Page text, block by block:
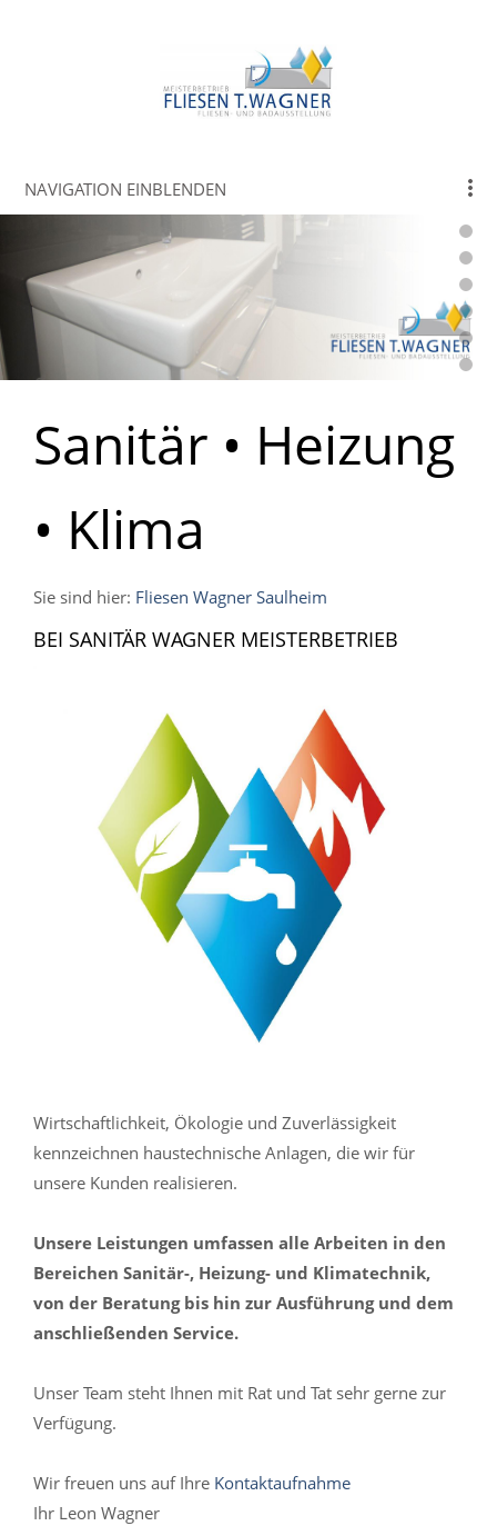
NAVIGATION EINBLENDEN
Sanitär • Heizung
• Klima
Sie sind hier: Fliesen Wagner Saulheim
BEI SANITÄR WAGNER MEISTERBETRIEB
Wirtschaftlichkeit, Ökologie und Zuverlässigkeit
kennzeichnen haustechnische Anlagen, die wir für
unsere Kunden realisieren.
Unsere Leistungen umfassen alle Arbeiten in den
Bereichen Sanitär-, Heizung- und Klimatechnik,
von der Beratung bis hin zur Ausführung und dem
anschließenden Service.
Unser Team steht Ihnen mit Rat und Tat sehr gerne zur
Verfügung.
Wir freuen uns auf Ihre Kontaktaufnahme
Ihr Leon Wagner